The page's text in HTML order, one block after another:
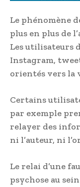
Le phénomène
plus en plus de
Les utilisateurs
Instagram,
orientés vers la
Certains
par exemple
relayer des
ni l’auteur, ni
Le relai d’une
psychose au